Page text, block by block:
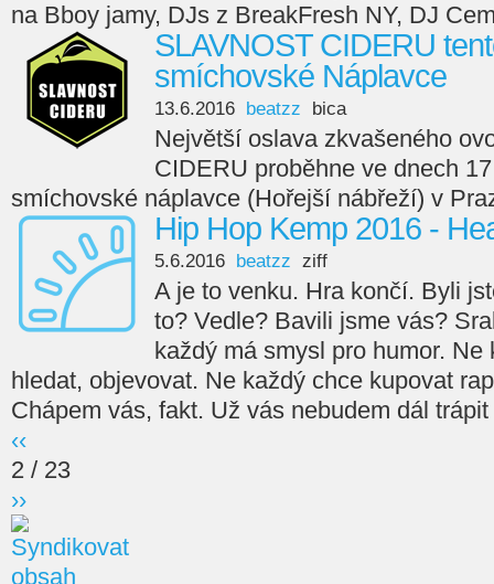
na Bboy jamy, DJs z BreakFresh NY, DJ
SLAVNOST CIDERU
smíchovské Náplavce
13.6.2016 beatzz bica
Největší oslava zkvašeného
CIDERU proběhne ve dnech
smíchovské náplavce (Hořejší nábřeží) v
Hip Hop Kemp 2016 -
5.6.2016 beatzz ziff
A je to venku. Hra končí. Byli
to? Vedle? Bavili jsme vás?
každý má smysl pro humor.
hledat, objevovat. Ne každý chce kupovat
Chápem vás, fakt. Už vás nebudem dál
‹‹
2 / 23
››